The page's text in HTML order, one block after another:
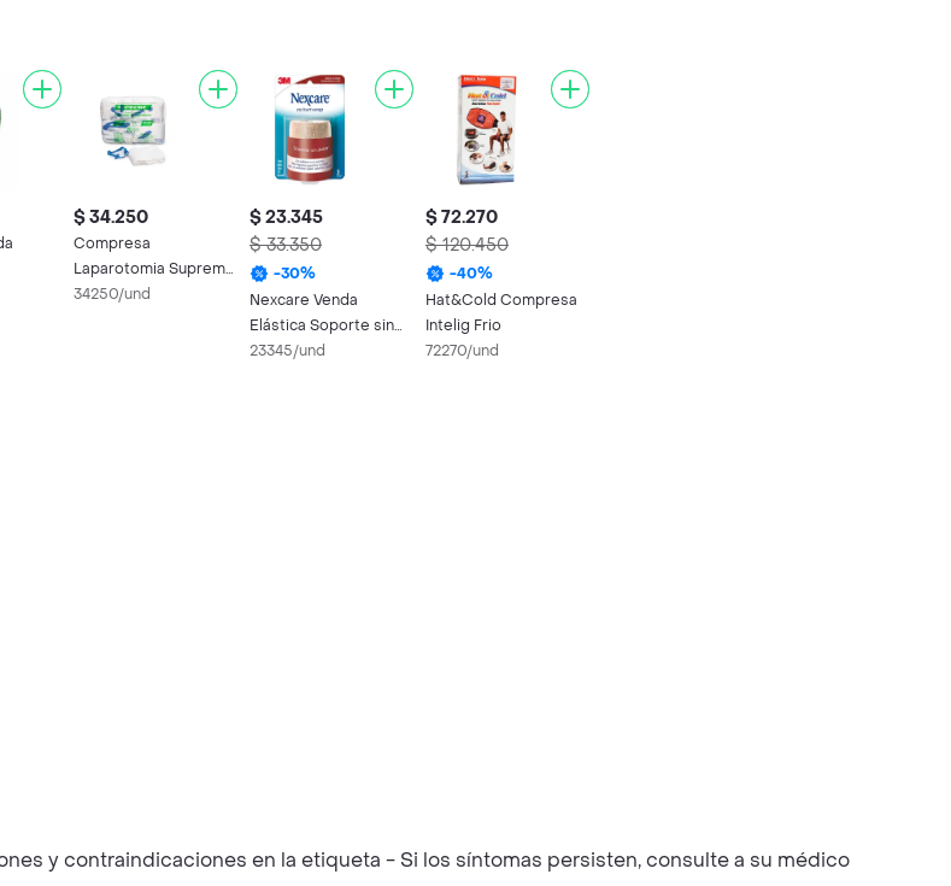
Verde
$ 34.250
Compresa
Laparotomia Supreme
No Esteril
34250/und
$ 23.345
$ 33.350
-30%
Nexcare Venda
Elástica Soporte sin
Dolor
23345/und
$ 72.270
$ 120.450
-40%
Hat&Cold Compresa
Intelig Frio
72270/und
y contraindicaciones en la etiqueta - Si los síntomas persisten, consulte a su médico